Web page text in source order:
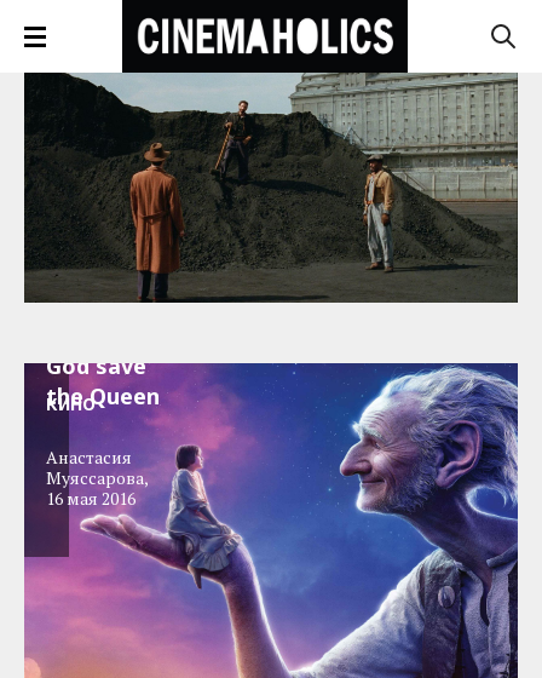
«Большой
и добрый
God save
the Queen
Анастасия
Муяссарова,
16 мая 2016
КИНО